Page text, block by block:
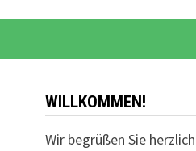
WILLKOMMEN!
Wir begrüßen Sie